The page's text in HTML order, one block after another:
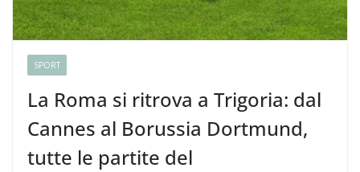
SPORT
La Roma si ritrova a Trigoria: dal
Cannes al Borussia Dortmund,
tutte le partite del